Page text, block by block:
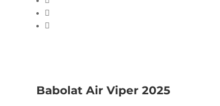
Babolat Air Viper 2025